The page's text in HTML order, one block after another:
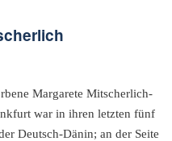
Margarete Mitscherlich-
war in ihren letzten fünf
Deutsch-Dänin; an der Seite